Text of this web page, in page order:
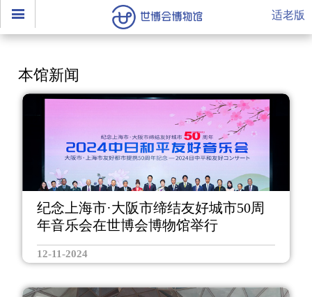
适老版
本馆新闻
纪念上海市·大阪市缔结友好城市50周
年音乐会在世博会博物馆举行
12-11-2024